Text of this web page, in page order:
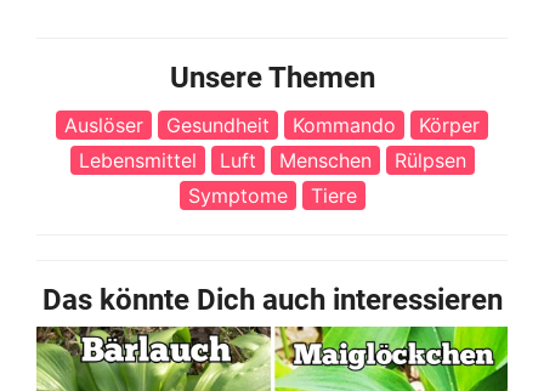
Unsere Themen
Auslöser Gesundheit Kommando
Körper
Lebensmittel
Luft Menschen
Rülpsen
Symptome
Tiere
Das könnte Dich auch interessieren